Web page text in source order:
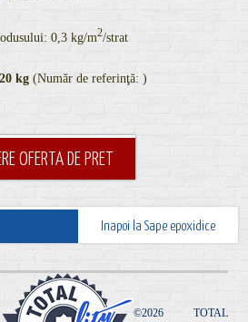
0,3 kg/m2/strat
20 kg (Număr de referinţă: )
OFERTA DE PRET
Inapoi la Sape epoxidice
©2026 TOTAL